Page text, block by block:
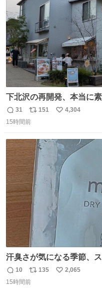
下北沢の再開発、本当に
スケールの開発がいいんだ
返
信
31
リ
ポ
ト
数
151
い
数
4,304
15時間前
汗臭さが気になる季節、
とにかくスッキリする。2
介したやつ。おじさんに
返
信
10
リ
ポ
135
い
2,065
15時間前